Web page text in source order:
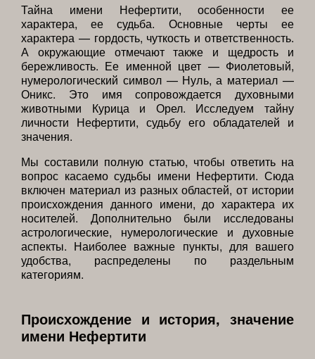
Тайна имени Нефертити, особенности ее
характера, ее судьба. Основные черты ее
характера — гордость, чуткость и ответственность.
А окружающие отмечают также и щедрость и
бережливость. Ее именной цвет — Фиолетовый,
нумерологический символ — Нуль, а материал —
Оникс. Это имя сопровождается духовными
животными Курица и Орел. Исследуем тайну
личности Нефертити, судьбу его обладателей и
значения.
Мы составили полную статью, чтобы ответить на
вопрос касаемо судьбы имени Нефертити. Сюда
включен материал из разных областей, от истории
происхождения данного имени, до характера их
носителей. Дополнительно были исследованы
астрологические, нумерологические и духовные
аспекты. Наиболее важные пункты, для вашего
удобства, распределены по раздельным
категориям.
Происхождение и история, значение
имени Нефертити